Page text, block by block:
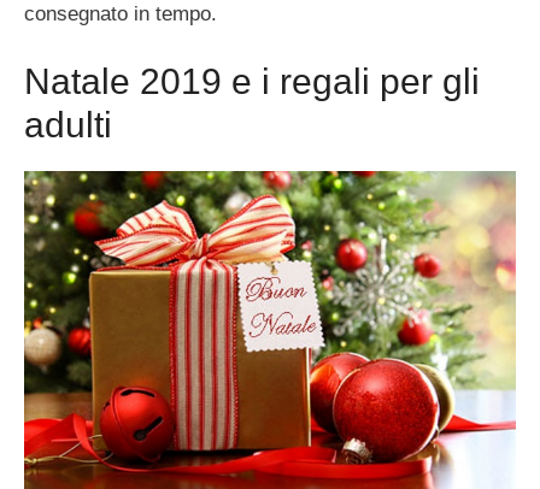
consegnato in tempo.
Natale 2019 e i regali per gli
adulti